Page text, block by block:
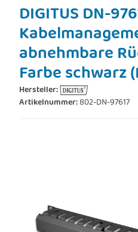
DIGITUS DN-
abnehmbare
Farbe schwarz
Hersteller:
Artikelnummer:802-DN-97617